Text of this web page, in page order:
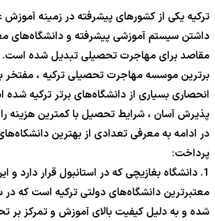
ترکیه یکی از کشورهای پیشرفته در زمینه آموزش
داشتن سیستم آموزشی پیشرفته و دانشگاه‌های
مقاصد برای مهاجرت تحصیلی تبدیل شده است.
برترین موسسه مهاجرت تحصیلی ترکیه ، مفتخر
انحصاری بسیاری از دانشگاه‌های برتر ترکیه شده
پذیرش آسان ، شرایط تحصیل با کمترین هزینه
در ادامه به معرفی تعدادی از بهترین
پرداخت:
1. دانشگاه بغازیچی که در استانبول قرار دارد و
شده و به دلیل کیفیت بالای آموزش و تمرکز بر